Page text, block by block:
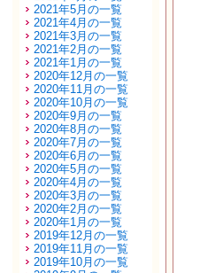
2021年5月の一覧
2021年4月の一覧
2021年3月の一覧
2021年2月の一覧
2021年1月の一覧
2020年12月の一覧
2020年11月の一覧
2020年10月の一覧
2020年9月の一覧
2020年8月の一覧
2020年7月の一覧
2020年6月の一覧
2020年5月の一覧
2020年4月の一覧
2020年3月の一覧
2020年2月の一覧
2020年1月の一覧
2019年12月の一覧
2019年11月の一覧
2019年10月の一覧